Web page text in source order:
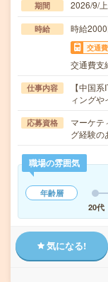
期間 2026/9/
時給 時給
交通費
交通費支
仕事内容
【中国
ィング
応募資格
マーケテ
グ経験の
職場の雰囲気
年齢層
20代
気になる!